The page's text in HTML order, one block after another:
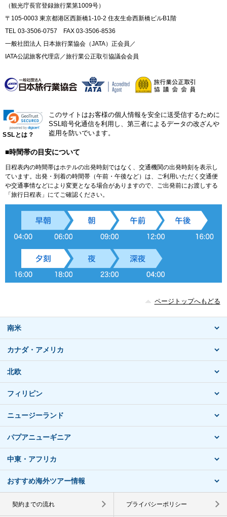
（観光庁長官登録旅行業第1009号）
〒105-0003 東京都港区西新橋1-10-2 住友生命西新橋ビルB1階
TEL 03-3506-0757 FAX 03-3506-8536
一般社団法人 日本旅行業協会（JATA）正会員／
IATA公認旅客代理店／旅行業公正取引協議会会員
SSLとは？
このサイトはお客様の個人情報を安全に送受信するために
SSL暗号化通信を利用し、第三者によるデータの改ざんや
盗用を防いでいます。
■時間帯の目安について
日程表内の時間帯はホテルの出発時刻ではなく、交通機関の出発時刻を表示し
ています。出発・到着の時間帯（午前・午後など）は、ご利用いただく交通便
や交通事情などにより変更となる場合がありますので、ご出発前にお渡しする
「旅行日程表」にてご確認ください。
ページトップへもどる
南米
カナダ・アメリカ
北欧
フィリピン
ニュージーランド
パプアニューギニア
中東・アフリカ
おすすめ海外ツアー情報
契約までの流れ プライバシーポリシー